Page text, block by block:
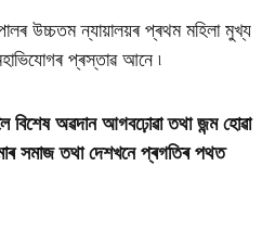
উচ্চতম ন্যায়ালয়ৰ প্ৰথম মহিলা মুখ্য
প্ৰস্তাৱ আনে ৷
অৱদান আগবঢ়োৱা তথা জন্ম হোৱা
সমাজ তথা দেশখনে প্ৰগতিৰ পথত